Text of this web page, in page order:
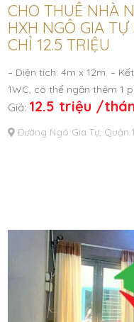
CHO THUÊ NHÀ
HXH NGÔ GIA
CHỈ 12.5 TRIỆU
– Diện tích: 4m x 12m. –
1WC, có thể ngăn thêm 1
Giá: 12.5 triệu /
Đường Ngô Gia Tự, Quận